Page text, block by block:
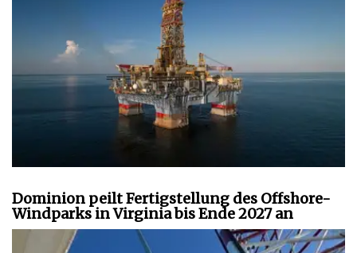
Dominion peilt Fertigstellung des Offshore-
Windparks in Virginia bis Ende 2027 an